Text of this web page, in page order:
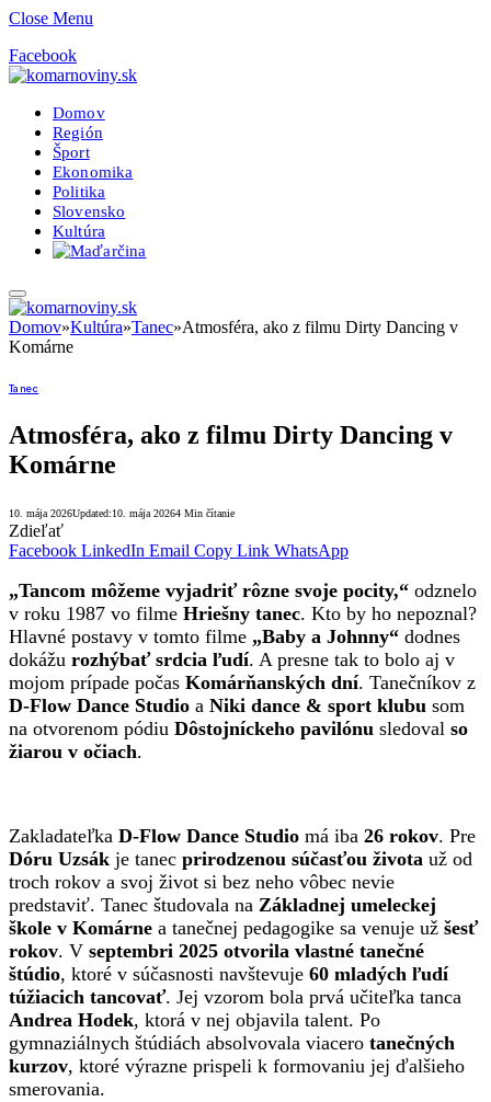
Close Menu
Facebook
Domov
Región
Šport
Ekonomika
Politika
Slovensko
Kultúra
Domov»Kultúra»Tanec»Atmosféra, ako z filmu Dirty Dancing v
Komárne
Tanec
Atmosféra, ako z filmu Dirty Dancing v
Komárne
10. mája 2026Updated:10. mája 20264 Min čítanie
Zdieľať
Facebook LinkedIn Email Copy Link WhatsApp
„Tancom môžeme vyjadriť rôzne svoje pocity,“ odznelo
v roku 1987 vo filme Hriešny tanec. Kto by ho nepoznal?
Hlavné postavy v tomto filme „Baby a Johnny“ dodnes
dokážu rozhýbať srdcia ľudí. A presne tak to bolo aj v
mojom prípade počas Komárňanských dní. Tanečníkov z
D-Flow Dance Studio a Niki dance & sport klubu som
na otvorenom pódiu Dôstojníckeho pavilónu sledoval so
žiarou v očiach.
Zakladateľka D-Flow Dance Studio má iba 26 rokov. Pre
Dóru Uzsák je tanec prirodzenou súčasťou života už od
troch rokov a svoj život si bez neho vôbec nevie
predstaviť. Tanec študovala na Základnej umeleckej
škole v Komárne a tanečnej pedagogike sa venuje už šesť
rokov. V septembri 2025 otvorila vlastné tanečné
štúdio, ktoré v súčasnosti navštevuje 60 mladých ľudí
túžiacich tancovať. Jej vzorom bola prvá učiteľka tanca
Andrea Hodek, ktorá v nej objavila talent. Po
gymnaziálnych štúdiách absolvovala viacero tanečných
kurzov, ktoré výrazne prispeli k formovaniu jej ďalšieho
smerovania.